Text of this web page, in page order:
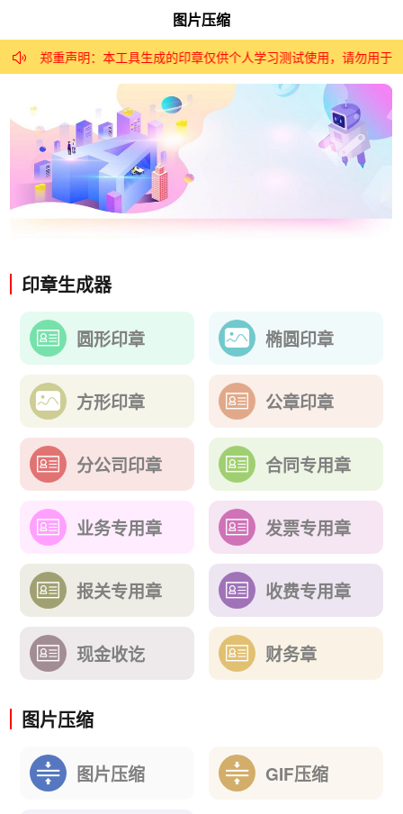
图片压缩
 郑重声明：本工具生成的印章仅供个人学习测试使用，请勿用于
印章生成器
圆形印章 椭圆印章
方形印章 公章印章
分公司印章 合同专用章
业务专用章 发票专用章
报关专用章 收费专用章
现金收讫 财务章
图片压缩
图片压缩 GIF压缩